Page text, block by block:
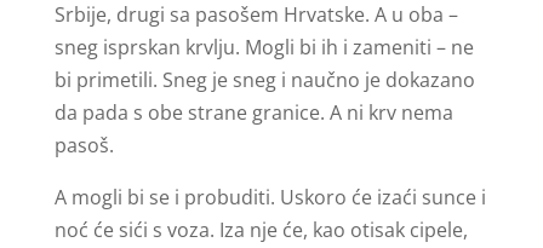
Srbije, drugi sa pasošem Hrvatske. A u oba –
sneg isprskan krvlju. Mogli bi ih i zameniti – ne
bi primetili. Sneg je sneg i naučno je dokazano
da pada s obe strane granice. A ni krv nema
pasoš.
A mogli bi se i probuditi. Uskoro će izaći sunce i
noć će sići s voza. Iza nje će, kao otisak cipele,